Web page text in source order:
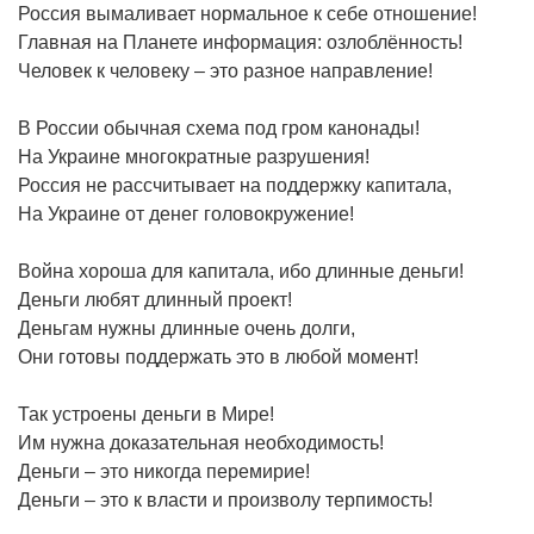
Россия вымаливает нормальное к себе отношение!
Главная на Планете информация: озлоблённость!
Человек к человеку – это разное направление!
В России обычная схема под гром канонады!
На Украине многократные разрушения!
Россия не рассчитывает на поддержку капитала,
На Украине от денег головокружение!
Война хороша для капитала, ибо длинные деньги!
Деньги любят длинный проект!
Деньгам нужны длинные очень долги,
Они готовы поддержать это в любой момент!
Так устроены деньги в Мире!
Им нужна доказательная необходимость!
Деньги – это никогда перемирие!
Деньги – это к власти и произволу терпимость!